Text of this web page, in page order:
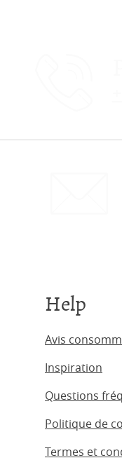
Help
Avis
Inspiration
Questions
Politique de
Termes et